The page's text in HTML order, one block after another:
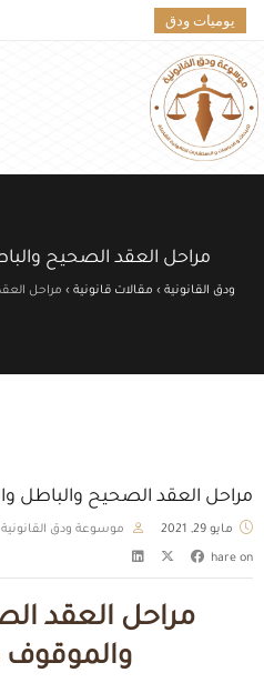
يوميات ودق
مراحل العقد الصحيح
ودق القانونية › مقالات قانونية › مراحل
مراحل العقد الصحيح والباطل
مايو 29, 2021 موسوعة ودق القانونية
hare on
مراحل العقد
والموقوف